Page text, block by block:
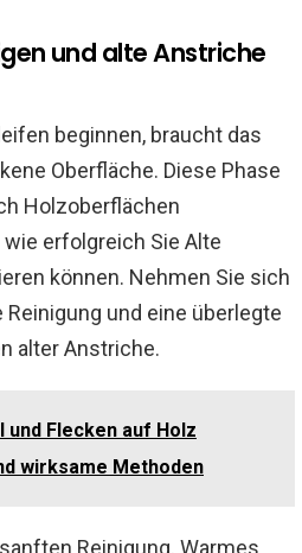
und alte Anstriche
beginnen, braucht das
Oberfläche. Diese Phase
Holzoberflächen
erfolgreich Sie Alte
können. Nehmen Sie sich
und eine überlegte
alter Anstriche.
und Flecken auf Holz
wirksame Methoden
Reinigung. Warmes